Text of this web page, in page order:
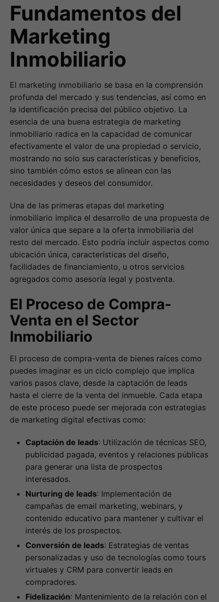
Fundamentos del
Marketing
Inmobiliario
El marketing inmobiliario se basa en la comprensión
profunda del mercado y sus tendencias, así como en
la identificación precisa del público objetivo. La
esencia de una buena estrategia de marketing
inmobiliario radica en la capacidad de comunicar
efectivamente el valor de una propiedad o servicio,
mostrando no solo sus características y beneficios,
sino también cómo estos se alinean con las
necesidades y deseos del consumidor.
Una de las primeras etapas del marketing
inmobiliario implica el desarrollo de una propuesta de
valor única que separe a la oferta inmobiliaria del
resto del mercado. Esto podría incluir aspectos como
ubicación única, características del diseño,
facilidades de financiamiento, u otros servicios
agregados como asesoría legal y postventa.
El Proceso de Compra-
Venta en el Sector
Inmobiliario
El proceso de compra-venta de bienes raíces como
puedes imaginar es un ciclo complejo que implica
varios pasos clave, desde la captación de leads
hasta el cierre de la venta del inmueble. Cada etapa
de este proceso puede ser mejorada con estrategias
de marketing digital efectivas como:
Captación de leads: Utilización de técnicas SEO,
publicidad pagada, eventos y relaciones públicas
para generar una lista de prospectos
interesados.
Nurturing de leads: Implementación de
campañas de email marketing, webinars, y
contenido educativo para mantener y cultivar el
interés de los prospectos.
Conversión de leads: Estrategias de ventas
personalizadas y uso de tecnologías como tours
virtuales y CRM para convertir leads en
compradores.
Fidelización: Mantenimiento de la relación con el